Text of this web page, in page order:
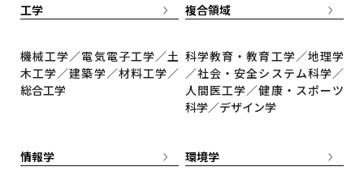
工学
機械工学／電気電子工学／土
木工学／建築学／材料工学／
総合工学
複合領域
科学教育・教育工学／地理学
／社会・安全システム科学／
人間医工学／健康・スポーツ
科学／デザイン学
情報学 環境学